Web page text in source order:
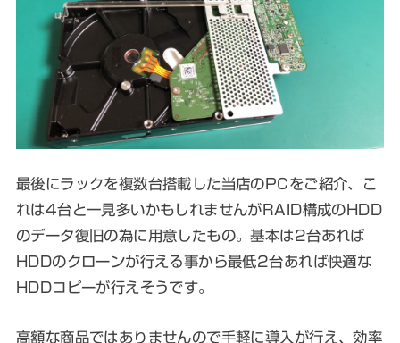
最後にラックを複数台搭載した当店のPCをご紹介、こ
れは4台と一見多いかもしれませんがRAID構成のHDD
のデータ復旧の為に用意したもの。基本は2台あれば
HDDのクローンが行える事から最低2台あれば快適な
HDDコピーが行えそうです。
高額な商品ではありませんので手軽に導入が行え、効率